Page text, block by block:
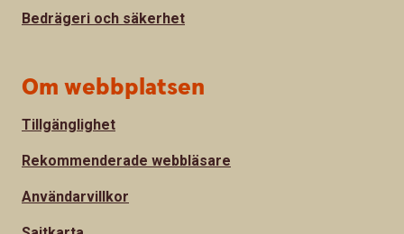
Bedrägeri och säkerhet
Om webbplatsen
Tillgänglighet
Rekommenderade webbläsare
Användarvillkor